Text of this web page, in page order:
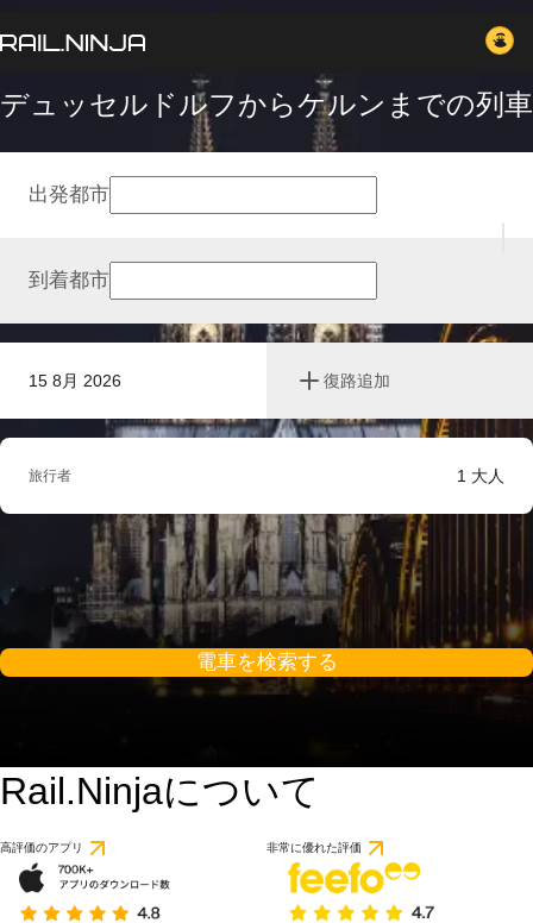
デュッセルドルフからケルンまでの列車
15 8月 2026 復路追加
出発都市
到着都市
旅行者 1 大人
電車を検索する
Rail.Ninjaについて
高評価のアプリ 非常に優れた評価1 件のレビューに基づ